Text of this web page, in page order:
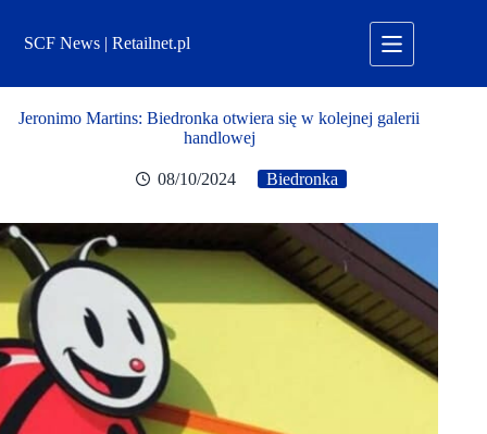
treściSCF News | Retailnet.pl
Jeronimo Martins: Biedronka otwiera się w kolejnej galerii
handlowej
08/10/2024 Biedronka